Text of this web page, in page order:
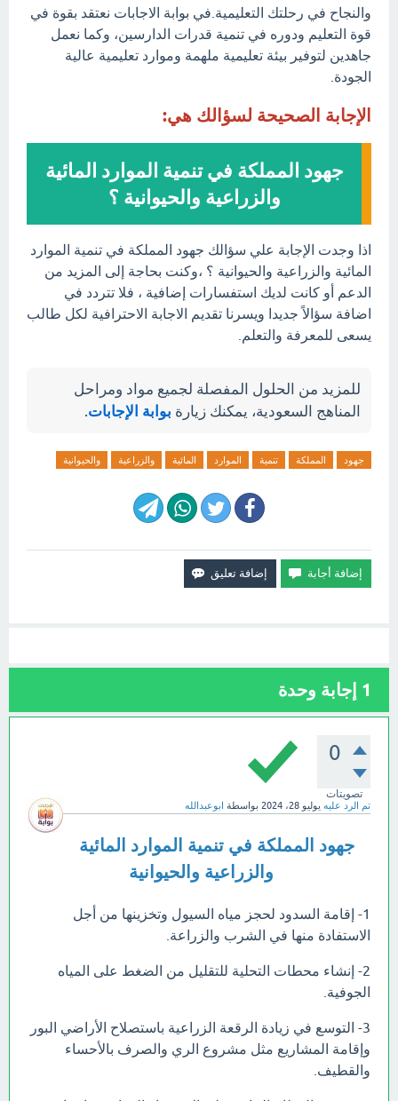
والنجاح في رحلتك التعليمية.في بوابة الاجابات نعتقد بقوة في
قوة التعليم ودوره في تنمية قدرات الدارسين، وكما نعمل
جاهدين لتوفير بيئة تعليمية ملهمة وموارد تعليمية عالية
الجودة.
الإجابة الصحيحة لسؤالك هي:
جهود المملكة في تنمية الموارد المائية
والزراعية والحيوانية ؟
اذا وجدت الإجابة علي سؤالك جهود المملكة في تنمية الموارد
المائية والزراعية والحيوانية ؟ ،وكنت بحاجة إلى المزيد من
الدعم أو كانت لديك استفسارات إضافية ، فلا تتردد في
اضافة سؤالاً جديدا ويسرنا تقديم الاجابة الاحترافية لكل طالب
يسعى للمعرفة والتعلم.
للمزيد من الحلول المفصلة لجميع مواد ومراحل
المناهج السعودية، يمكنك زيارة بوابة الإجابات.
جهود المملكة تنمية الموارد المائية والزراعية والحيوانية
1 إجابة وحدة
0
تصويتات
تم الرد عليه يوليو 28، 2024 بواسطة ابوعبدالله
جهود المملكة في تنمية الموارد المائية
والزراعية والحيوانية
1- إقامة السدود لحجز مياه السيول وتخزينها من أجل
الاستفادة منها في الشرب والزراعة.
2- إنشاء محطات التحلية للتقليل من الضغط على المياه
الجوفية.
3- التوسع في زيادة الرقعة الزراعية باستصلاح الأراضي البور
وإقامة المشاريع مثل مشروع الري والصرف بالأحساء
والقطيف.